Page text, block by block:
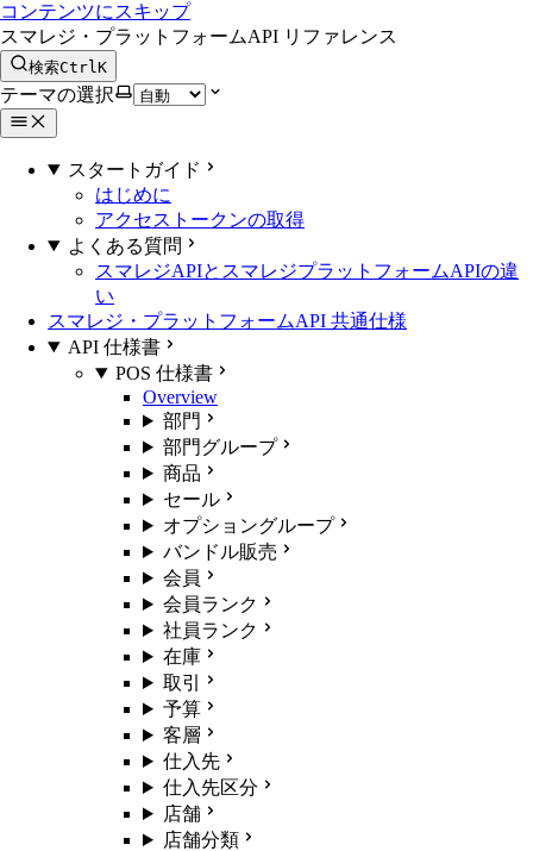
コンテンツにスキップ
スマレジ・プラットフォームAPI リファレンス
検索CtrlK
テーマの選択
スタートガイド
はじめに
アクセストークンの取得
よくある質問
スマレジAPIとスマレジプラットフォームAPIの違
い
スマレジ・プラットフォームAPI 共通仕様
API 仕様書
POS 仕様書
Overview
部門
部門グループ
商品
セール
オプショングループ
バンドル販売
会員
会員ランク
社員ランク
在庫
取引
予算
客層
仕入先
仕入先区分
店舗
店舗分類